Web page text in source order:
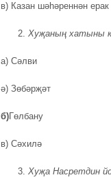
в) Казан шәһәреннән
Хуҗаның хатыны
а) Сәлви
ә) Зөбәрҗәт
б)Гөлбану
в) Сәхилә
Хуҗа Насретдин